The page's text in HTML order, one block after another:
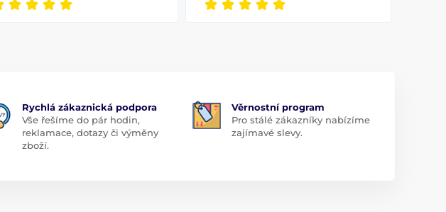
Rychlá zákaznická podpora
Vše řešíme do pár hodin,
reklamace, dotazy či výměny
zboží.
Věrnostní program
Pro stálé zákazníky nabízíme
zajímavé slevy.